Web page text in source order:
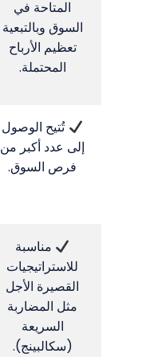
المتاحة في
السوق وبالتبعية
تعظيم الأرباح
المحتملة.
تُتيح الوصول
إلى عدد أكبر من
فرص السوق.
مناسبة
للاستراتيجيات
القصيرة الأجل
مثل المضاربة
السريعة
(سكالبينج).